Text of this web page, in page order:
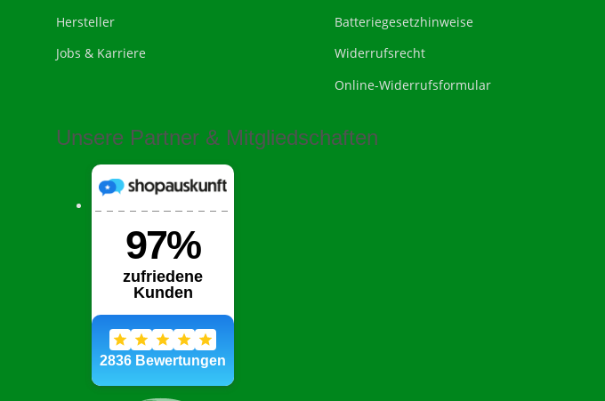
Hersteller
Jobs & Karriere
Batteriegesetzhinweise
Widerrufsrecht
Online-Widerrufsformular
Unsere Partner & Mitgliedschaften